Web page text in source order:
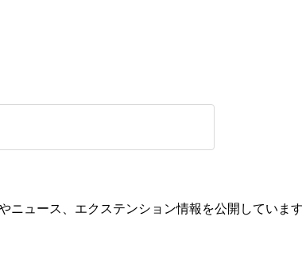
ニュース、エクステンション情報を公開していま